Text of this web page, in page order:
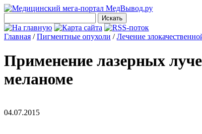
Главная /Пигментные опухоли /Лечение
Применение лазерных
меланоме
04.07.2015